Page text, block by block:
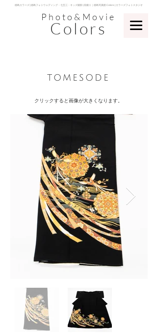
Photo&Movie
Colors
​徳島カラーズ | 徳島フォトウェディング・七五三・キッズ撮影 | 前撮り｜徳島写真館 Colors | カラーズフォトスタジオ
​tomesode
クリックすると画像が大きく​なります。